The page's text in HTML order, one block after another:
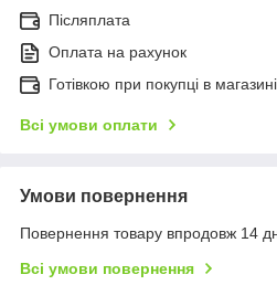
Післяплата
Оплата на рахунок
Готівкою при покупці в магазині
Всі умови оплати
Умови повернення
Повернення товару впродовж 14
Всі умови повернення